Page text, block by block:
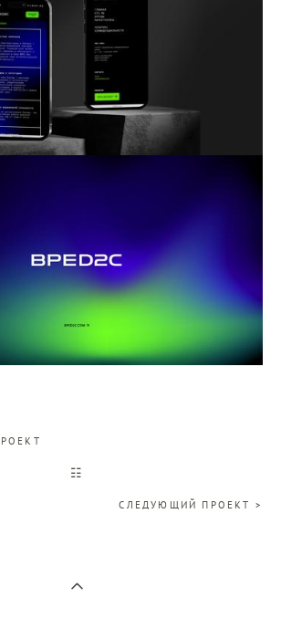
☷
СЛЕДУЮЩИЙ ПРОЕКТ >